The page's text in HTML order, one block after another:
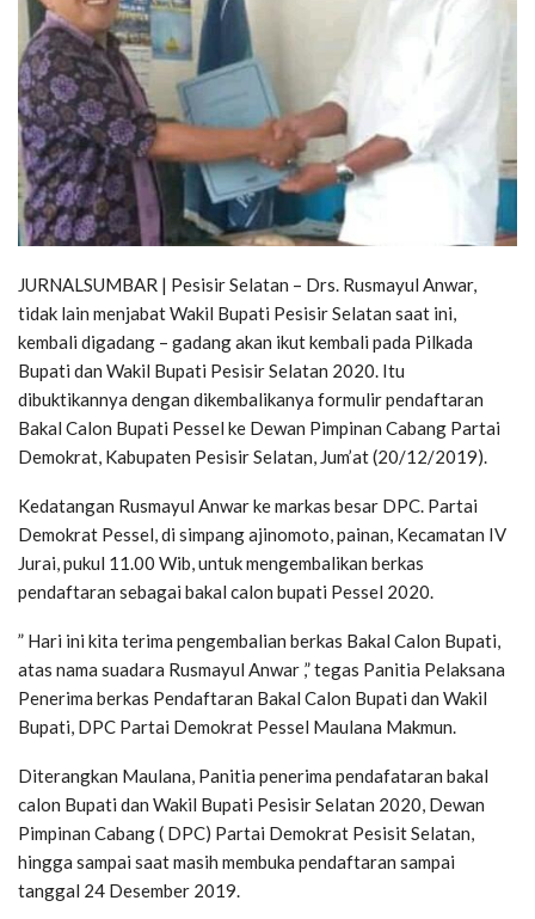
JURNALSUMBAR | Pesisir Selatan – Drs. Rusmayul Anwar,
tidak lain menjabat Wakil Bupati Pesisir Selatan saat ini,
kembali digadang – gadang akan ikut kembali pada Pilkada
Bupati dan Wakil Bupati Pesisir Selatan 2020. Itu
dibuktikannya dengan dikembalikanya formulir pendaftaran
Bakal Calon Bupati Pessel ke Dewan Pimpinan Cabang Partai
Demokrat, Kabupaten Pesisir Selatan, Jum’at (20/12/2019).
Kedatangan Rusmayul Anwar ke markas besar DPC. Partai
Demokrat Pessel, di simpang ajinomoto, painan, Kecamatan IV
Jurai, pukul 11.00 Wib, untuk mengembalikan berkas
pendaftaran sebagai bakal calon bupati Pessel 2020.
” Hari ini kita terima pengembalian berkas Bakal Calon Bupati,
atas nama suadara Rusmayul Anwar ,” tegas Panitia Pelaksana
Penerima berkas Pendaftaran Bakal Calon Bupati dan Wakil
Bupati, DPC Partai Demokrat Pessel Maulana Makmun.
Diterangkan Maulana, Panitia penerima pendafataran bakal
calon Bupati dan Wakil Bupati Pesisir Selatan 2020, Dewan
Pimpinan Cabang ( DPC) Partai Demokrat Pesisit Selatan,
hingga sampai saat masih membuka pendaftaran sampai
tanggal 24 Desember 2019.